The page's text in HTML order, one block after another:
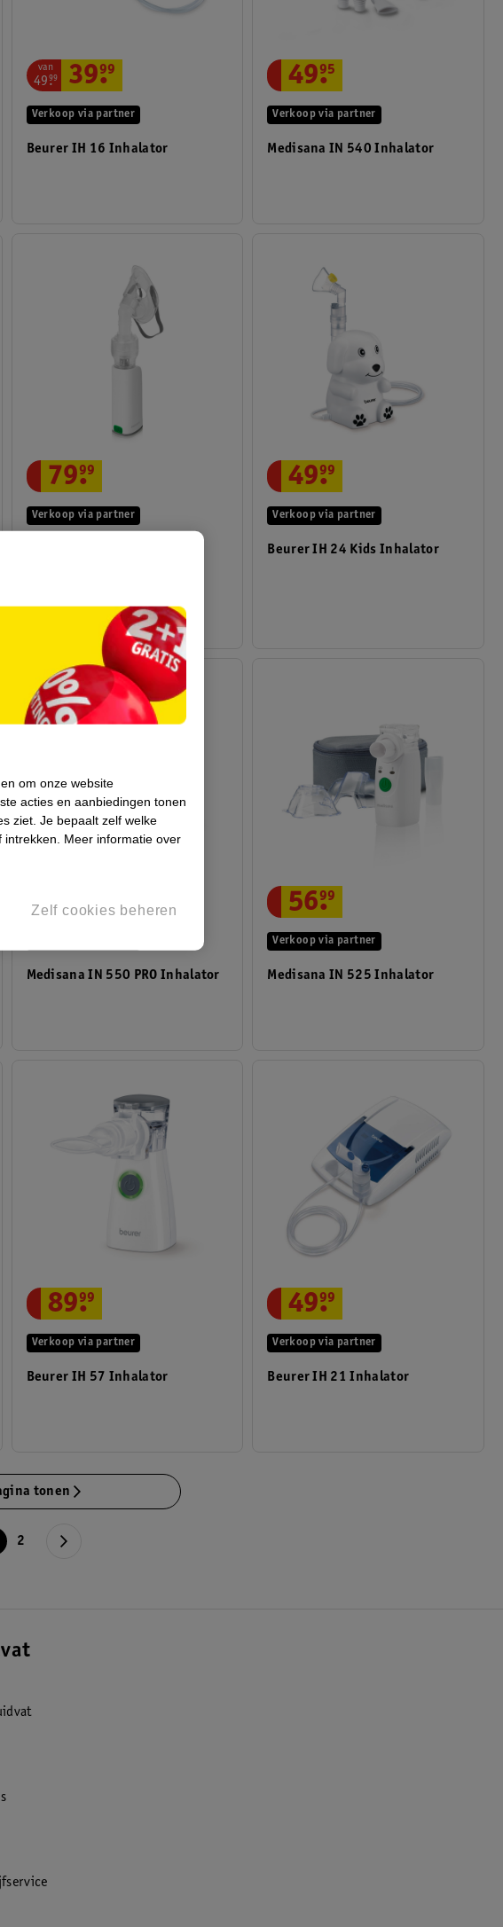
Beurer IH 16 Inhalator
Verkoop via partner
van
49.
99 39.
99
Medisana IN 540 Inhalator
Verkoop via partner
49.
95
Verkoop via partner
79.
99
Beurer IH 24 Kids Inhalator
Verkoop via partner
49.
99
Medisana IN 550 PRO Inhalator
69.
Medisana IN 525 Inhalator
Verkoop via partner
56.
99
Beurer IH 57 Inhalator
Verkoop via partner
89.
99
Beurer IH 21 Inhalator
Verkoop via partner
49.
99
tonen
2
om onze website
acties en aanbiedingen tonen
ziet. Je bepaalt zelf welke
Meer informatie over
Zelf cookies beheren